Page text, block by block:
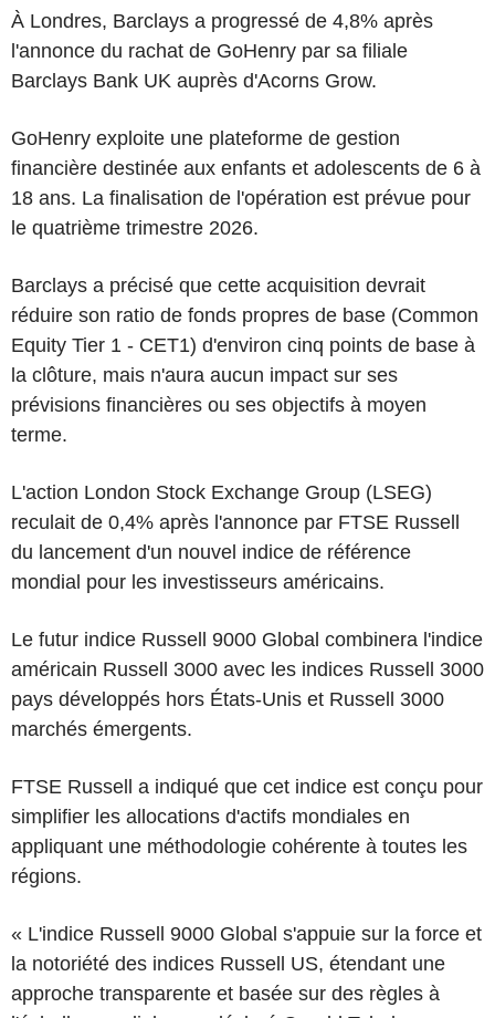
À Londres, Barclays a progressé de 4,8% après
l'annonce du rachat de GoHenry par sa filiale
Barclays Bank UK auprès d'Acorns Grow.
GoHenry exploite une plateforme de gestion
financière destinée aux enfants et adolescents de 6 à
18 ans. La finalisation de l'opération est prévue pour
le quatrième trimestre 2026.
Barclays a précisé que cette acquisition devrait
réduire son ratio de fonds propres de base (Common
Equity Tier 1 - CET1) d'environ cinq points de base à
la clôture, mais n'aura aucun impact sur ses
prévisions financières ou ses objectifs à moyen
terme.
L'action London Stock Exchange Group (LSEG)
reculait de 0,4% après l'annonce par FTSE Russell
du lancement d'un nouvel indice de référence
mondial pour les investisseurs américains.
Le futur indice Russell 9000 Global combinera l'indice
américain Russell 3000 avec les indices Russell 3000
pays développés hors États-Unis et Russell 3000
marchés émergents.
FTSE Russell a indiqué que cet indice est conçu pour
simplifier les allocations d'actifs mondiales en
appliquant une méthodologie cohérente à toutes les
régions.
« L'indice Russell 9000 Global s'appuie sur la force et
la notoriété des indices Russell US, étendant une
approche transparente et basée sur des règles à